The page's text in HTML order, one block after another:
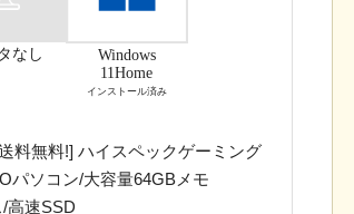
なし
Windows
11Home
インストール済み
料無料!] ハイスペックゲーミング
パソコン/大容量64GBメモ
高速SSD